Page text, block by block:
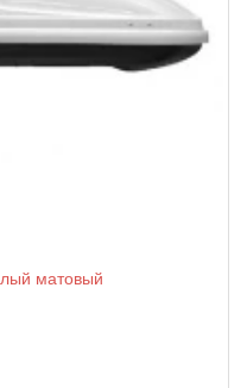
матовый